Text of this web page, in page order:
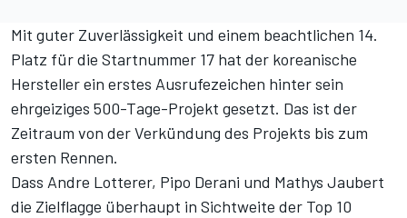
Mit guter Zuverlässigkeit und einem beachtlichen 14.
Platz für die Startnummer 17 hat der koreanische
Hersteller ein erstes Ausrufezeichen hinter sein
ehrgeiziges 500-Tage-Projekt gesetzt. Das ist der
Zeitraum von der Verkündung des Projekts bis zum
ersten Rennen.
Dass Andre Lotterer, Pipo Derani und Mathys Jaubert
die Zielflagge überhaupt in Sichtweite der Top 10